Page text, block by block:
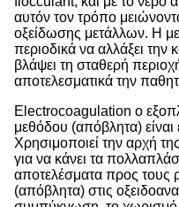
αυτόν τον τρόπο
οξείδωσης μετάλλων. Η
περιοδικά να αλλάξει
βλάψει τη σταθερή
αποτελεσματικά την
Electrocoagulation ο
μεθόδου (απόβλητα)
Χρησιμοποιεί την αρχή
για να κάνει τα
αποτελέσματα προς
(απόβλητα) στις